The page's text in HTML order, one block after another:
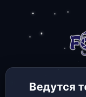
Ведутся